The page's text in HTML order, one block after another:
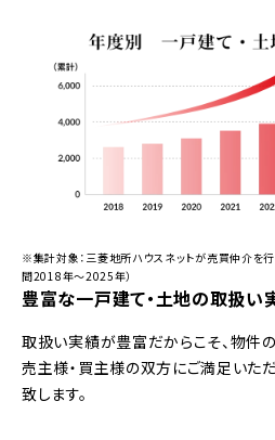
豊富な一戸建て・土地の取扱い
取扱い実績が豊富だからこそ、物件
売主様・買主様の双方にご満足いた
致します。
※集計対象：三菱地所ハウスネットが売買仲介を
間2018年～2025年）